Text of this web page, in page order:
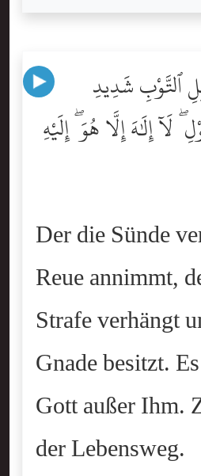
ٱلتَّوْبِ شَدِيدِ
لَآ إِلَٰهَ إِلَّا هُوَ ۖ إِلَيْهِ
Der die Sünde
Reue annimmt,
Strafe verhängt
Gnade besitzt.
Gott außer Ihm.
der Lebensweg.